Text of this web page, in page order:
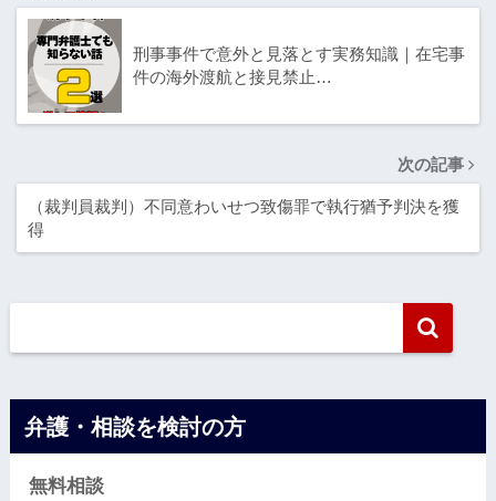
刑事事件で意外と見落とす実務知識｜在宅事
件の海外渡航と接見禁止…
次の記事
（裁判員裁判）不同意わいせつ致傷罪で執行猶予判決を獲
得
弁護・相談を検討の方
無料相談